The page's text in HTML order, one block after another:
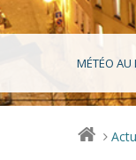
MÉTÉO AU
>